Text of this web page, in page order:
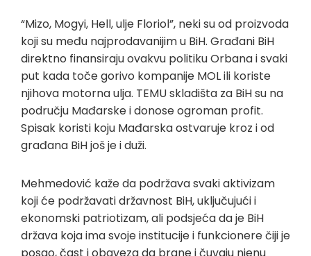
“Mizo, Mogyi, Hell, ulje Floriol”, neki su od proizvoda
koji su među najprodavanijim u BiH. Građani BiH
direktno finansiraju ovakvu politiku Orbana i svaki
put kada toče gorivo kompanije MOL ili koriste
njihova motorna ulja. TEMU skladišta za BiH su na
području Mađarske i donose ogroman profit.
Spisak koristi koju Mađarska ostvaruje kroz i od
građana BiH još je i duži.
Mehmedović kaže da podržava svaki aktivizam
koji će podržavati državnost BiH, uključujući i
ekonomski patriotizam, ali podsjeća da je BiH
država koja ima svoje institucije i funkcionere čiji je
posao, čast i obaveza da brane i čuvaju njenu